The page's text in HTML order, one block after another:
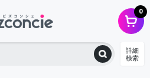
0
詳細
検索